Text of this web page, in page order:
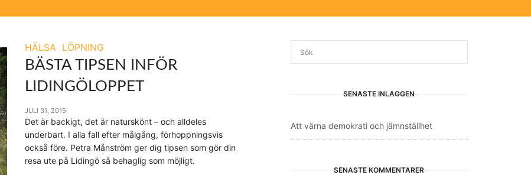
HÄLSA LÖPNING
BÄSTA TIPSEN INFÖR
LIDINGÖLOPPET
JULI 31, 2015
Det är backigt, det är naturskönt – och alldeles
underbart. I alla fall efter målgång, förhoppningsvis
också före. Petra Månström ger dig tipsen som gör din
resa ute på Lidingö så behaglig som möjligt.
SENASTE INLÄGGEN
Att värna demokrati och jämnställhet
SENASTE KOMMENTARER